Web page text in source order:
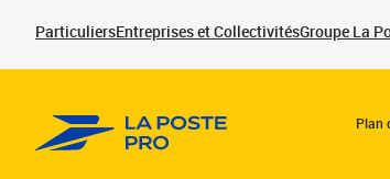
ParticuliersEntreprises et CollectivitésGroupe La
Plan